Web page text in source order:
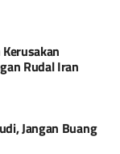
Rudal Iran
Jangan Buang